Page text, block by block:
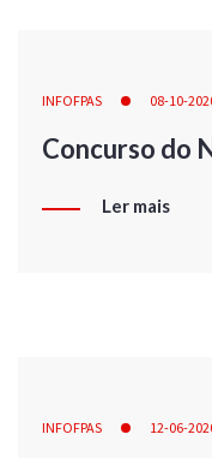
INFOFPAS 08-10-
Concurso do
Ler mais
INFOFPAS 12-06-